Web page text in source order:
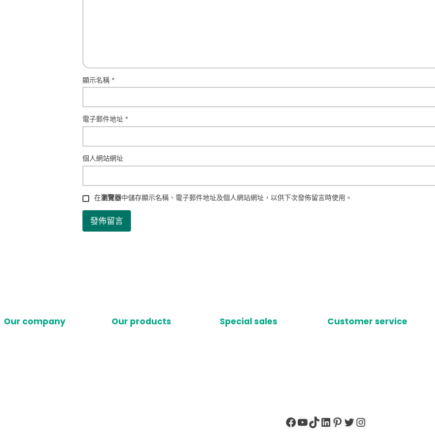
顯示名稱 *
電子郵件地址 *
個人網站網址
在瀏覽器中儲存顯示名稱、電子郵件地址及個人網站網址，以供下次發佈留言時使用。
Our company Our products Special sales Customer service
Facebook
YouTube
TikTok
LinkedIn
Pinterest
X Instagram